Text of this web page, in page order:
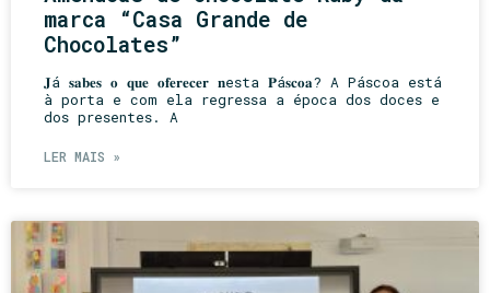
marca “Casa Grande de
Chocolates”
𝐉á 𝐬𝐚𝐛𝐞𝐬 𝐨 𝐪𝐮𝐞 𝐨𝐟𝐞𝐫𝐞𝐜𝐞𝐫 𝐧esta 𝐏á𝐬𝐜𝐨𝐚? A Páscoa está
à porta e com ela regressa a época dos doces e
dos presentes. A
LER MAIS »